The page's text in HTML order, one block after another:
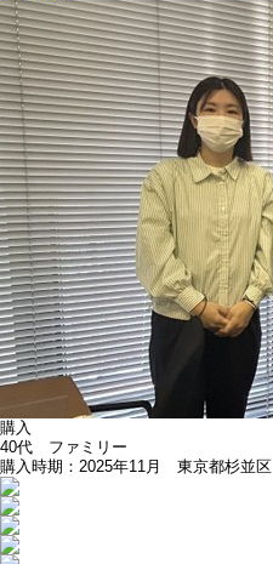
購入
40代 ファミリー
購入時期：2025年11月 東京都杉並区